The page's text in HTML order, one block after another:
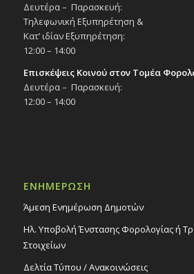
Δευτέρα – Παρασκευή:
Τηλεφωνική Εξυπηρέτηση &
Κατ’ ιδίαν Εξυπηρέτηση:
12:00 – 14:00
Επισκέψεις Κοινού στον Τομέα
Δευτέρα – Παρασκευή:
12:00 – 14:00
ΕΝΗΜΕΡΩΣΗ
Άμεση Ενημέρωση Δημοτών
Ηλ. Υποβολή Ένστασης Φορολογίας ή
Στοιχείων
Δελτία Τύπου / Ανακοινώσεις